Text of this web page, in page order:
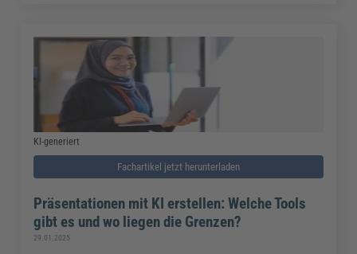
KI-generiert
Fachartikel jetzt herunterladen
Präsentationen mit KI erstellen: Welche Tools
gibt es und wo liegen die Grenzen?
29.01.2025